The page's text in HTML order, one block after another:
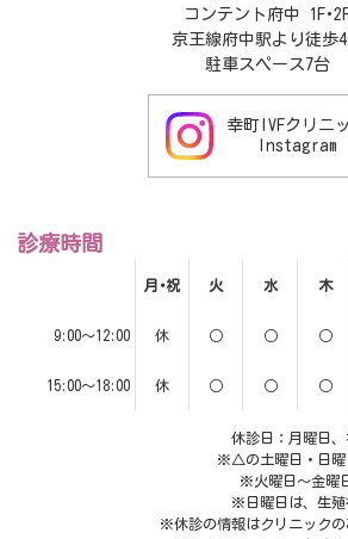
コンテント府中 1F･2F
京王線府中駅より徒歩
駐車スペース7台
幸町IVFクリニ
Instagram
診療時間
月･祝 火 水 木
9:00～12:00 休 ○ ○ ○
15:00～18:00 休 ○ ○ ○
休診日：月曜日
※△の土曜日・日曜
※火曜日～金曜
※日曜日は、生殖
※休診の情報はクリニックの